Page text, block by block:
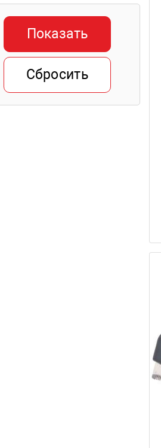
Показать
Сбросить